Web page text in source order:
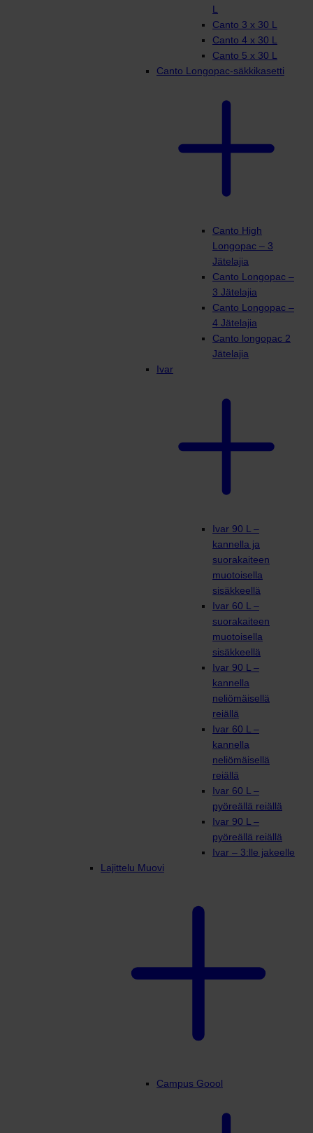
L
Canto 3 x 30 L
Canto 4 x 30 L
Canto 5 x 30 L
Canto Longopac-säkkikasetti
Canto High
Longopac – 3
Jätelajia
Canto Longopac –
3 Jätelajia
Canto Longopac –
4 Jätelajia
Canto longopac 2
Jätelajia
Ivar
Ivar 90 L –
kannella ja
suorakaiteen
muotoisella
sisäkkeellä
Ivar 60 L –
suorakaiteen
muotoisella
sisäkkeellä
Ivar 90 L –
kannella
neliömäisellä
reiällä
Ivar 60 L –
kannella
neliömäisellä
reiällä
Ivar 60 L –
pyöreällä reiällä
Ivar 90 L –
pyöreällä reiällä
Ivar – 3:lle jakeelle
Lajittelu Muovi
Campus Goool